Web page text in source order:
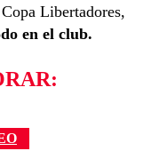
Libertadores,
en el club.